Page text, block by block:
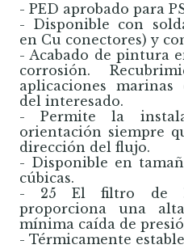
- PED aprobado para
- Disponible con
en Cu conectores) y
- Acabado de pintura
corrosión.
aplicaciones
del interesado.
- Permite la
orientación siempre
dirección del flujo.
- Disponible en
cúbicas.
- 25 El filtro de
proporciona una
mínima caída de
- Térmicamente estable